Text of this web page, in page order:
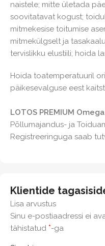
naistele; mitte ületada
soovitatavat kogust;
mitmekesise toitumise
mitmekülgselt ja
tervislikku elustiili; hoida
Hoida toatemperatuuril
päikesevalguse eest
LOTOS PREMIUM
Põllumajandus- ja
Registreeringuga saab
Klientide
Lisa arvustus
Sinu e-postiaadressi ei
tähistatud *-ga